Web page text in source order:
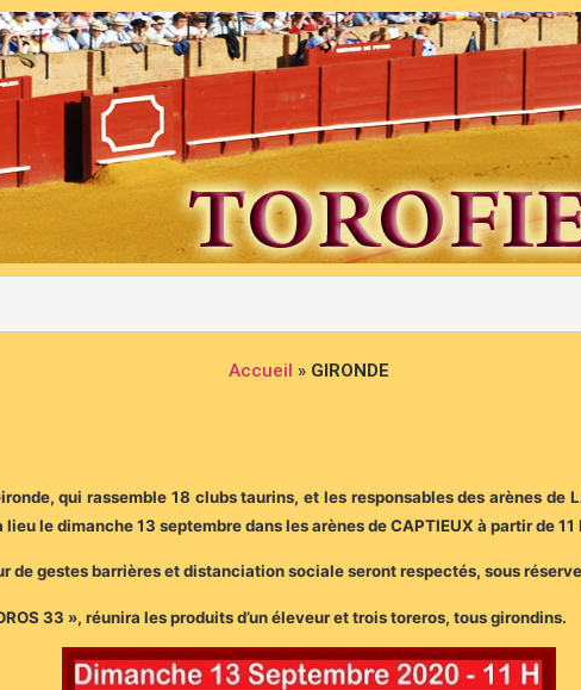
Accueil » GIRONDE
qui rassemble 18 clubs taurins, et les responsables des arènes de
le dimanche 13 septembre dans les arènes de CAPTIEUX à partir de 11
de gestes barrières et distanciation sociale seront respectés, sous
33 », réunira les produits d’un éleveur et trois toreros, tous girondins.